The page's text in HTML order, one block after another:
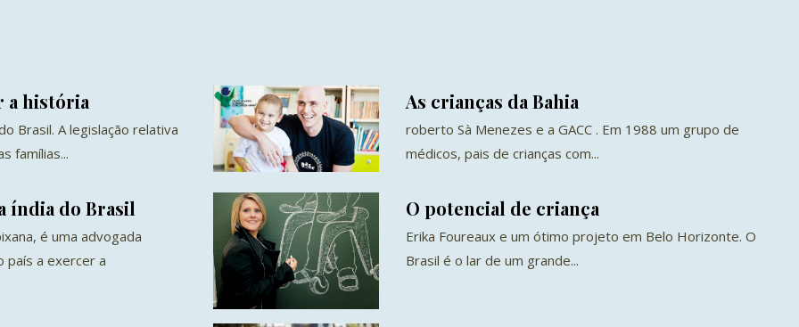
a história
Brasil. A legislação relativa
famílias...
As crianças da Bahia
roberto Sà Menezes e a GACC . Em 1988 um grupo de
médicos, pais de crianças com...
índia do Brasil
é uma advogada
país a exercer a
O potencial de criança
Erika Foureaux e um ótimo projeto em Belo Horizonte. O
Brasil é o lar de um grande...